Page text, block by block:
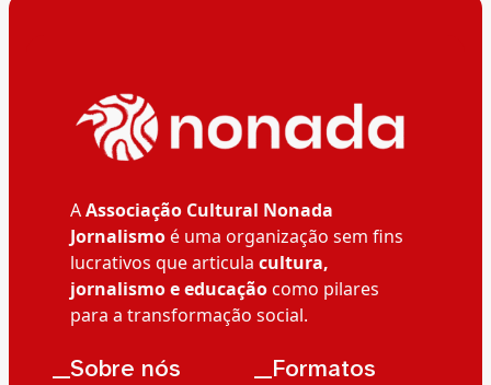
AAssociação Cultural Nonada
Jornalismoé uma organização sem fins
lucrativos que articula cultura,
jornalismo e educaçãocomo pilares
para a transformação social.
__Sobre nós __Formatos